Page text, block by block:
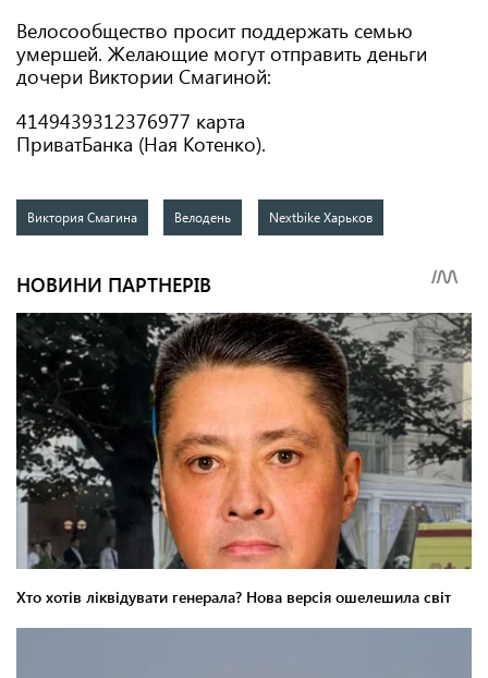
Велосообщество просит поддержать семью
умершей. Желающие могут отправить деньги
дочери Виктории Смагиной:
4149439312376977 карта
ПриватБанка (Ная Котенко).
Виктория Смагина Велодень Nextbike Харьков